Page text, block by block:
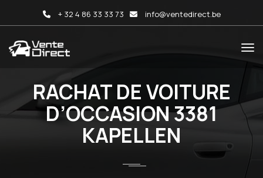
+ 32 4 86 33 33 73 info@ventedirect.be
RACHAT DE VOITURE
D’OCCASION 3381
KAPELLEN